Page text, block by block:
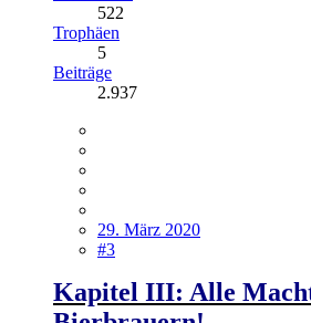
522
Trophäen
5
Beiträge
2.937
29. März 2020
#3
Kapitel III: Alle